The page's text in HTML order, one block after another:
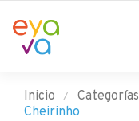
Inicio Categorías
Cheirinho